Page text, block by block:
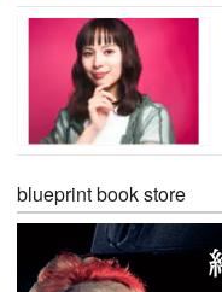
blueprint book store